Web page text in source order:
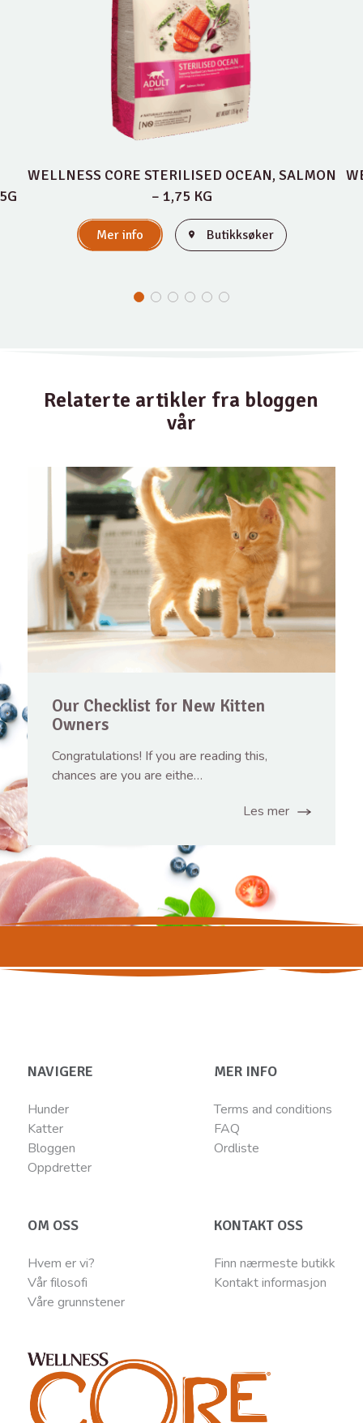
WELLNESS CORE STERILISED OCEAN, SALMON
– 1,75 KG
Mer info Butikksøker
Relaterte artikler fra bloggen
vår
Our Checklist for New Kitten
Owners
Congratulations! If you are reading this,
chances are you are eithe…
Les mer
NAVIGERE
Hunder
Katter
Bloggen
Oppdretter
MER INFO
Terms and conditions
FAQ
Ordliste
OM OSS
Hvem er vi?
Vår filosofi
Våre grunnstener
KONTAKT OSS
Finn nærmeste butikk
Kontakt informasjon